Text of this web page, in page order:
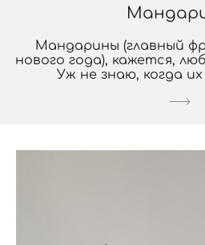
Мандарины (главный
нового года), кажется,
Уж не знаю, когда